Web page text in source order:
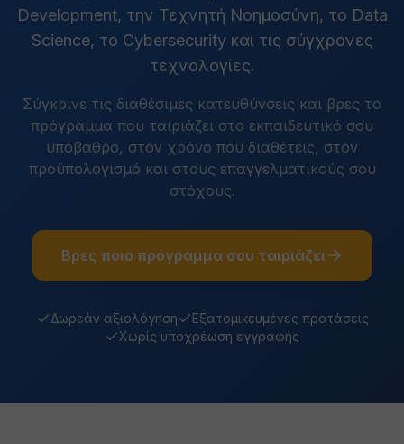
Development, την Τεχνητή Νοημοσύνη, το Data
Science, το Cybersecurity και τις σύγχρονες
τεχνολογίες.
Σύγκρινε τις διαθέσιμες κατευθύνσεις και βρες το
πρόγραμμα που ταιριάζει στο εκπαιδευτικό σου
υπόβαθρο, στον χρόνο που διαθέτεις, στον
προϋπολογισμό και στους επαγγελματικούς σου
στόχους.
Βρες ποιο πρόγραμμα σου ταιριάζει
Δωρεάν αξιολόγηση
Εξατομικευμένες προτάσεις
Χωρίς υποχρέωση εγγραφής